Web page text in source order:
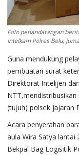
Foto penandatangan
Intelkam Polres Belu,
Guna mendukung
pembuatan surat
Direktorat Intelijen
(tujuh) polsek jajaran
Acara penyerahan
aula Wira Satya lantai
Bekpal Bag Logisitik